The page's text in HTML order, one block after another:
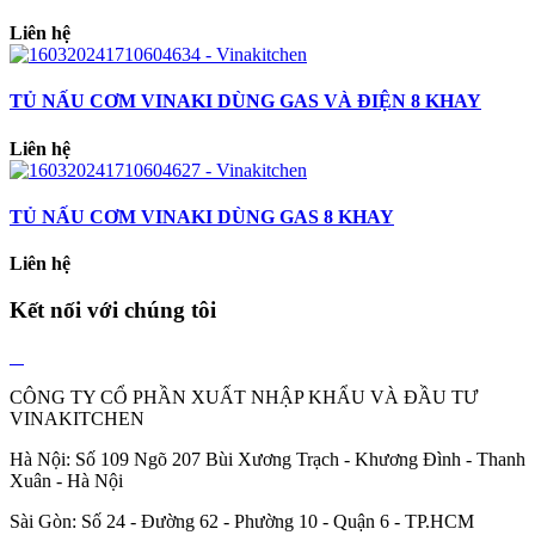
Liên hệ
TỦ NẤU CƠM VINAKI DÙNG GAS VÀ ĐIỆN 8 KHAY
Liên hệ
TỦ NẤU CƠM VINAKI DÙNG GAS 8 KHAY
Liên hệ
Kết nối với chúng tôi
CÔNG TY CỔ PHẦN XUẤT NHẬP KHẨU VÀ ĐẦU TƯ
VINAKITCHEN
Hà Nội: Số 109 Ngõ 207 Bùi Xương Trạch - Khương Đình - Thanh
Xuân - Hà Nội
Sài Gòn: Số 24 - Đường 62 - Phường 10 - Quận 6 - TP.HCM